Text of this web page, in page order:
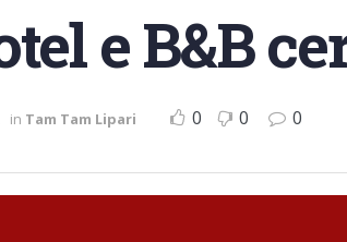
e B&B
in Tam Tam Lipari 0 0 0